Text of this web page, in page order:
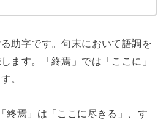
る助字です。句末において語調を
ます。「終焉」では「ここに」
。
終焉」は「ここに尽きる」、す